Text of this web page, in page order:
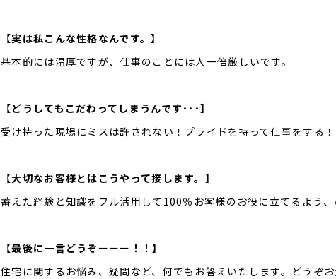
【実は私こんな性格なんです。】
基本的には温厚ですが、仕事のことには人一倍厳しいです。
【どうしてもこだわってしまうんです･･･】
受け持った現場にミスは許されない！プライドを持って仕事をする！
【大切なお客様とはこうやって接します。】
蓄えた経験と知識をフル活用して100％お客様のお役に立てるよう
【最後に一言どうぞーーー！！】
住宅に関するお悩み、疑問など、何でもお答えいたします。どうぞ